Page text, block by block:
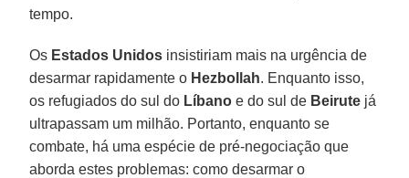
tempo.
Os Estados Unidos insistiriam mais na urgência de
desarmar rapidamente o Hezbollah. Enquanto isso,
os refugiados do sul do Líbano e do sul de Beirute já
ultrapassam um milhão. Portanto, enquanto se
combate, há uma espécie de pré-negociação que
aborda estes problemas: como desarmar o